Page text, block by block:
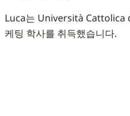
Luca는 Università Cattolica
케팅 학사를 취득했습니다.